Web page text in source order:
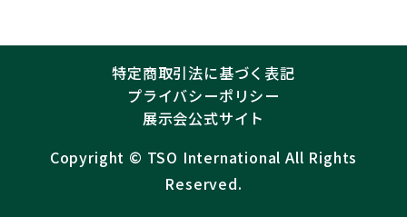
特定商取引法に基づく表記
プライバシーポリシー
展示会公式サイト
Copyright ©︎ TSO International All Rights
Reserved.